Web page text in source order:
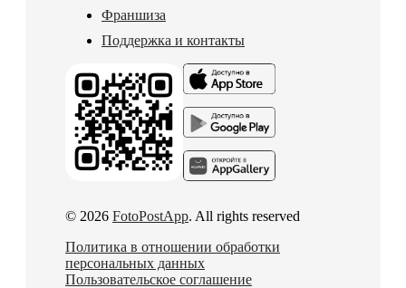
Франшиза
Поддержка и контакты
© 2026 FotoPostApp. All rights reserved
Политика в отношении обработки
персональных данных
Пользовательское соглашение